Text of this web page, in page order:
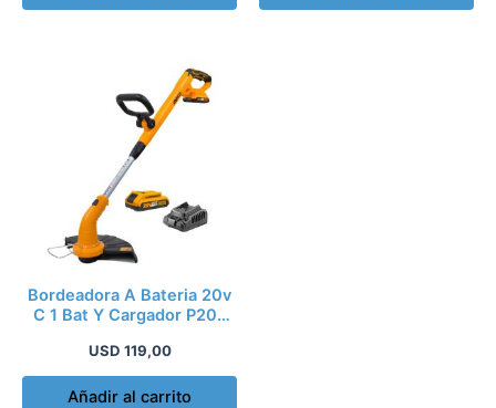
Bordeadora A Bateria 20v
C 1 Bat Y Cargador P20s
USD 119,00
Añadir al carrito